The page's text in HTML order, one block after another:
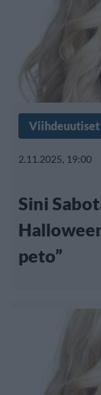
Viihdeuutiset
2.11.2025, 19:00
Sini
peto”